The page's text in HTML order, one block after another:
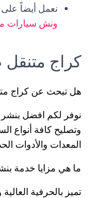
نعمل أيضاً على
ونش سيارات
كراج متنقل
هل تبحث عن كراج
نوفر لكم افضل
وتصليح كافة أنواع
المعدات والأدوات
ما هي مزايا خدمة
تميز بالحرفية